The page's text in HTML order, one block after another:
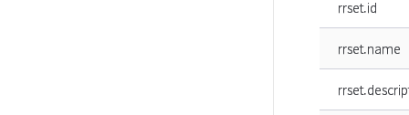
rrset.id
rrset.name